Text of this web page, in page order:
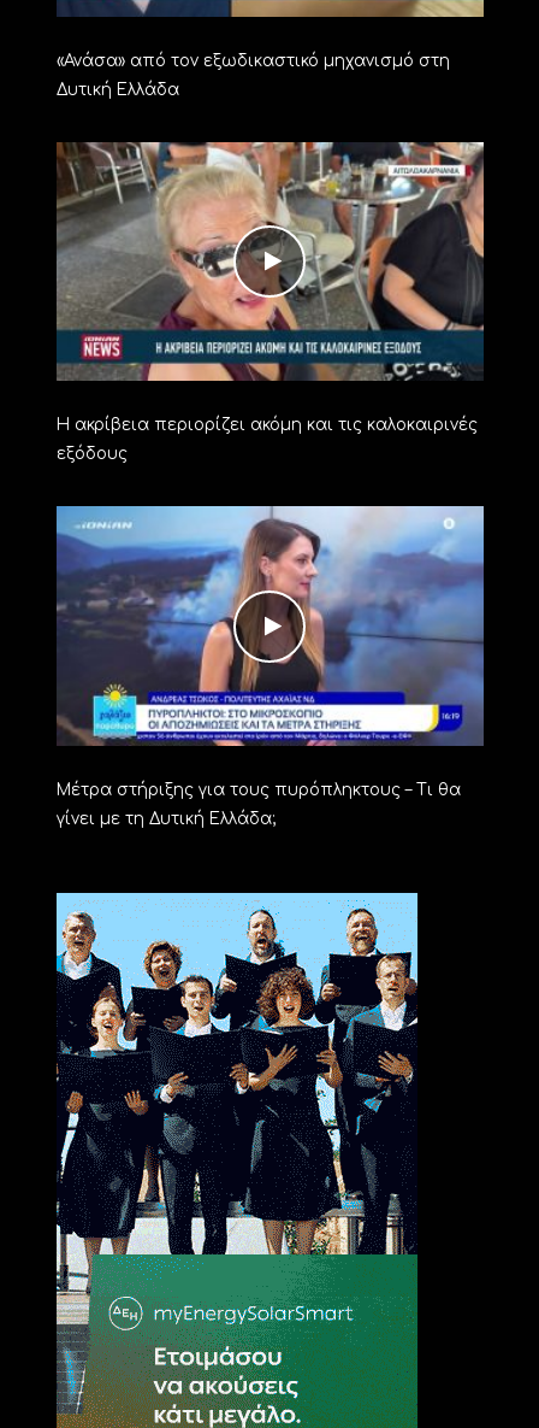
«Ανάσα» από τον εξωδικαστικό μηχανισμό στη
Δυτική Ελλάδα
Η ακρίβεια περιορίζει ακόμη και τις καλοκαιρινές
εξόδους
Μέτρα στήριξης για τους πυρόπληκτους – Τι θα
γίνει με τη Δυτική Ελλάδα;